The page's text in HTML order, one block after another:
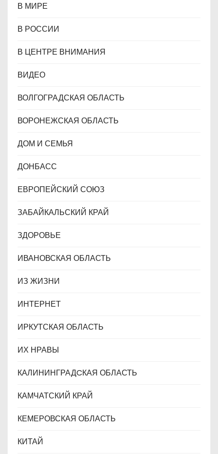
В МИРЕ
В РОССИИ
В ЦЕНТРЕ ВНИМАНИЯ
ВИДЕО
ВОЛГОГРАДСКАЯ ОБЛАСТЬ
ВОРОНЕЖСКАЯ ОБЛАСТЬ
ДОМ И СЕМЬЯ
ДОНБАСС
ЕВРОПЕЙСКИЙ СОЮЗ
ЗАБАЙКАЛЬСКИЙ КРАЙ
ЗДОРОВЬЕ
ИВАНОВСКАЯ ОБЛАСТЬ
ИЗ ЖИЗНИ
ИНТЕРНЕТ
ИРКУТСКАЯ ОБЛАСТЬ
ИХ НРАВЫ
КАЛИНИНГРАДCКАЯ ОБЛАСТЬ
КАМЧАТСКИЙ КРАЙ
КЕМЕРОВСКАЯ ОБЛАСТЬ
КИТАЙ